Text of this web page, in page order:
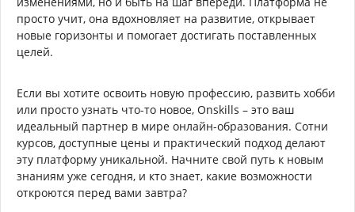
просто учит, она вдохновляет на развитие, открывает
новые горизонты и помогает достигать поставленных
целей.
Если вы хотите освоить новую профессию, развить хобби
или просто узнать что-то новое, Onskills – это ваш
идеальный партнер в мире онлайн-образования. Сотни
курсов, доступные цены и практический подход делают
эту платформу уникальной. Начните свой путь к новым
знаниям уже сегодня, и кто знает, какие возможности
откроются перед вами завтра?